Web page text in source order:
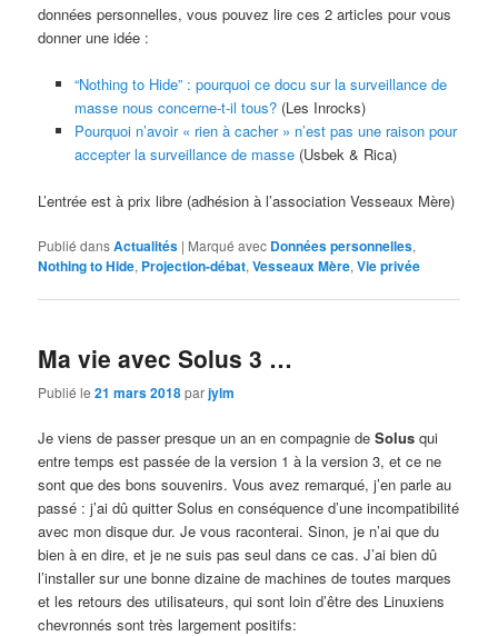
données personnelles, vous pouvez lire ces 2 articles pour vous
donner une idée :
“Nothing to Hide” : pourquoi ce docu sur la surveillance de
masse nous concerne-t-il tous?(Les Inrocks)
Pourquoi n’avoir « rien à cacher » n’est pas une raison pour
accepter la surveillance de masse(Usbek & Rica)
L’entrée est à prix libre (adhésion à l’association Vesseaux Mère)
Publié dansActualités | Marqué avec Données personnelles,
Nothing to Hide, Projection-débat,Vesseaux Mère,Vie privée
Ma vie avec Solus 3 …
Publié le21 mars 2018parjylm
Je viens de passer presque un an en compagnie deSolus qui
entre temps est passée de la version 1 à la version 3, et ce ne
sont que des bons souvenirs. Vous avez remarqué, j’en parle au
passé : j’ai dû quitter Solus en conséquence d’une incompatibilité
avec mon disque dur. Je vous raconterai. Sinon, je n’ai que du
bien à en dire, et je ne suis pas seul dans ce cas. J’ai bien dû
l’installer sur une bonne dizaine de machines de toutes marques
et les retours des utilisateurs, qui sont loin d’être des Linuxiens
chevronnés sont très largement positifs: